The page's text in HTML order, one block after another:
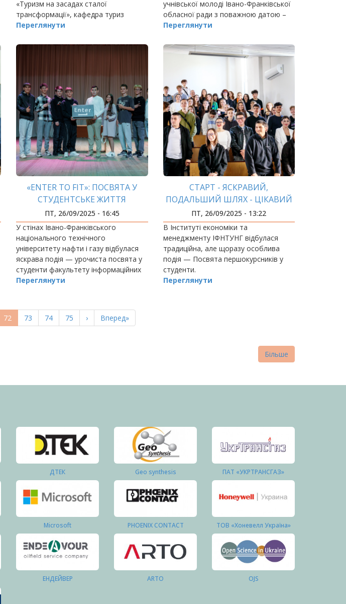
«Туризм на засадах сталої
трансформації», кафедра туриз
Переглянути
учнівської молоді Івано-Франківської
обласної ради з поважною датою –
85 років діяльності!
Переглянути
«ENTER TO FIT»: ПОСВЯТА У
СТУДЕНТСЬКЕ ЖИТТЯ
ПТ, 26/09/2025 - 16:45
У стінах Івано-Франківського
національного технічного
університету нафти і газу відбулася
яскрава подія — урочиста посвята у
студенти факультету інформаційних
технологій.
Переглянути
СТАРТ - ЯСКРАВИЙ,
ПОДАЛЬШИЙ ШЛЯХ - ЦІКАВИЙ
ПТ, 26/09/2025 - 13:22
В Інституті економіки та
менеджменту ІФНТУНГ відбулася
традиційна, але щоразу особлива
подія — Посвята першокурсників у
студенти.
Переглянути
Поточна
сторінка
72 Page
73 Page
74 Page
75
Наступна
сторінка
›
Остання
сторінка
Вперед»
Більше
ДТЕК Geo synthesis ПАТ «УКРТРАНСГАЗ»
Microsoft PHOENIX CONTACT ТОВ «Хоневелл Україна»
ЕНДЕЙВЕР ARTO OJS